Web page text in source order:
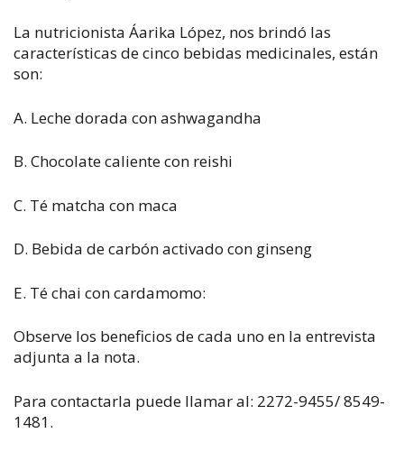
La nutricionista Áarika López, nos brindó las
características de cinco bebidas medicinales, están
son:
A. Leche dorada con ashwagandha
B. Chocolate caliente con reishi
C. Té matcha con maca
D. Bebida de carbón activado con ginseng
E. Té chai con cardamomo:
Observe los beneficios de cada uno en la entrevista
adjunta a la nota.
Para contactarla puede llamar al: 2272-9455/ 8549-
1481.